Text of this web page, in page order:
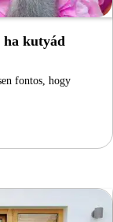
ha kutyád
fontos, hogy